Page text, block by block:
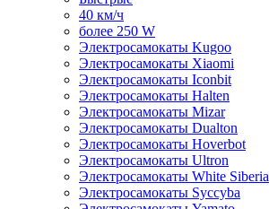
40 км/ч
более 250 W
Электросамокаты Kugoo
Электросамокаты Xiaomi
Электросамокаты Iconbit
Электросамокаты Halten
Электросамокаты Mizar
Электросамокаты Dualton
Электросамокаты Hoverbot
Электросамокаты Ultron
Электросамокаты White Siberia
Электросамокаты Syccyba